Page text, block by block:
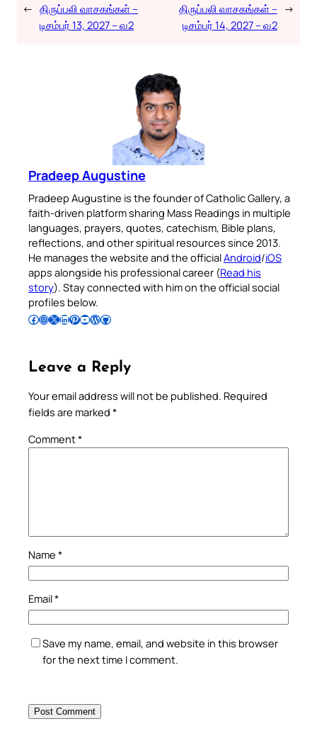
← திருப்பலி வாசகங்கள் –
டிசம்பர் 13, 2027 – வ2
திருப்பலி வாசகங்கள் –
டிசம்பர் 14, 2027 – வ2
→
Pradeep Augustine
Pradeep Augustine is the founder of Catholic Gallery, a
faith-driven platform sharing Mass Readings in multiple
languages, prayers, quotes, catechism, Bible plans,
reflections, and other spiritual resources since 2013.
He manages the website and the officialAndroid/iOS
apps alongside his professional career (Read his
story). Stay connected with him on the official social
profiles below.
Follow Pradeep on Facebook Follow Pradeep on InstagramFollow Pradeep on X Follow Pradeep on LinkedIn Follow Pradeep on Pinterest Subscribe to Pradeep’s Youtube Channel Follow Pradeep on WordPress Follow Pradeep on GitHub
Leave a Reply
Your email address will not be published. Required
fields are marked *
Comment*
Name *
Email*
Save my name, email, and website in this browser
for the next time I comment.